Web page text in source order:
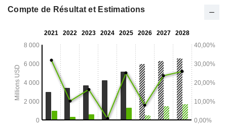
Compte de Résultat et Estimations